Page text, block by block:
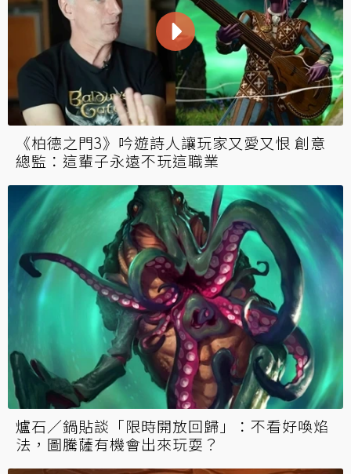
《柏德之門3》吟遊詩人讓玩家又愛又恨 創意
總監：這輩子永遠不玩這職業
爐石／鍋貼談「限時開放回歸」：不看好喚焰
法，圖騰薩有機會出來玩耍？